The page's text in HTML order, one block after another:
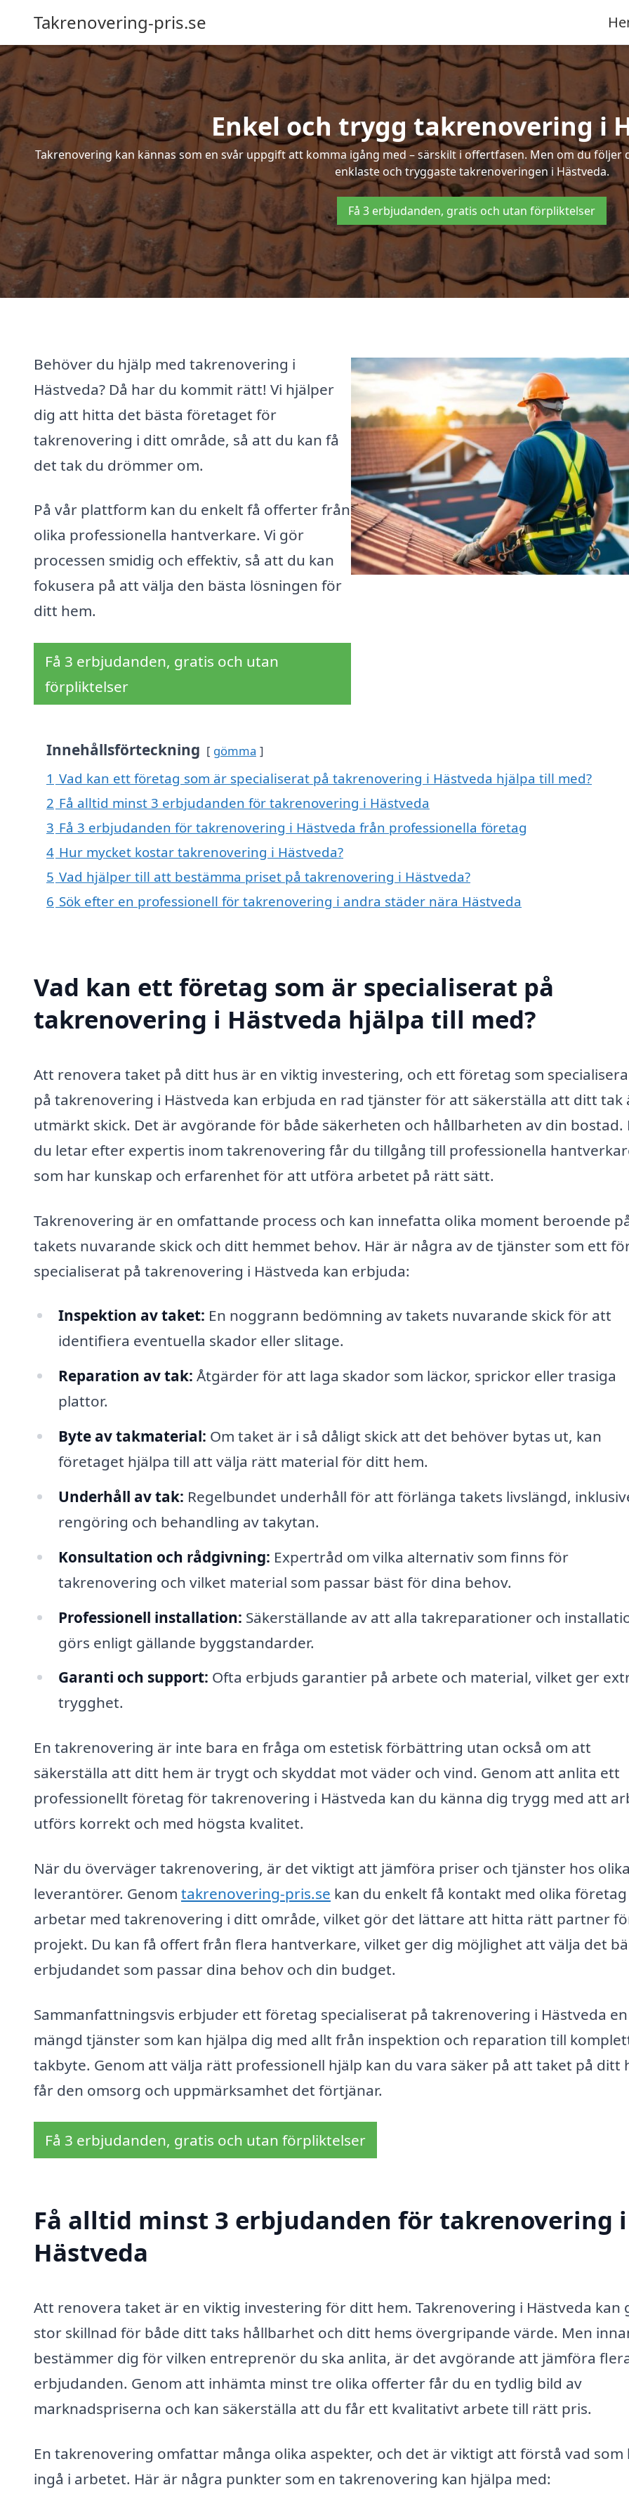
Takrenovering-pris.se
Enkel och trygg takrenovering i
Takrenovering kan kännas som en svår uppgift att komma igång med – särskilt i offertfasen. Men om du
enklaste och tryggaste takrenoveringen i Hästveda.
Få 3 erbjudanden, gratis och utan förpliktelser
Behöver du hjälp med takrenovering i
Hästveda? Då har du kommit rätt! Vi hjälper
dig att hitta det bästa företaget för
takrenovering i ditt område, så att du kan få
det tak du drömmer om.
På vår plattform kan du enkelt få offerter från
olika professionella hantverkare. Vi gör
processen smidig och effektiv, så att du kan
fokusera på att välja den bästa lösningen för
ditt hem.
Få 3 erbjudanden, gratis och utan
förpliktelser
Innehållsförteckning gömma
1 Vad kan ett företag som är specialiserat på takrenovering i Hästveda hjälpa till med?
2 Få alltid minst 3 erbjudanden för takrenovering i Hästveda
3 Få 3 erbjudanden för takrenovering i Hästveda från professionella företag
4 Hur mycket kostar takrenovering i Hästveda?
5 Vad hjälper till att bestämma priset på takrenovering i Hästveda?
6 Sök efter en professionell för takrenovering i andra städer nära Hästveda
Vad kan ett företag som är specialiserat på
takrenovering i Hästveda hjälpa till med?
Att renovera taket på ditt hus är en viktig investering, och ett företag som
på takrenovering i Hästveda kan erbjuda en rad tjänster för att säkerställa att ditt tak
utmärkt skick. Det är avgörande för både säkerheten och hållbarheten av din bostad.
du letar efter expertis inom takrenovering får du tillgång till professionella
som har kunskap och erfarenhet för att utföra arbetet på rätt sätt.
Takrenovering är en omfattande process och kan innefatta olika moment beroende
takets nuvarande skick och ditt hemmet behov. Här är några av de tjänster som ett
specialiserat på takrenovering i Hästveda kan erbjuda:
Inspektion av taket: En noggrann bedömning av takets nuvarande skick för att
identifiera eventuella skador eller slitage.
Reparation av tak: Åtgärder för att laga skador som läckor, sprickor eller trasiga
plattor.
Byte av takmaterial: Om taket är i så dåligt skick att det behöver bytas ut, kan
företaget hjälpa till att välja rätt material för ditt hem.
Underhåll av tak: Regelbundet underhåll för att förlänga takets livslängd,
rengöring och behandling av takytan.
Konsultation och rådgivning: Expertråd om vilka alternativ som finns för
takrenovering och vilket material som passar bäst för dina behov.
Professionell installation: Säkerställande av att alla takreparationer och
görs enligt gällande byggstandarder.
Garanti och support: Ofta erbjuds garantier på arbete och material, vilket ger
trygghet.
En takrenovering är inte bara en fråga om estetisk förbättring utan också om att
säkerställa att ditt hem är trygt och skyddat mot väder och vind. Genom att anlita ett
professionellt företag för takrenovering i Hästveda kan du känna dig trygg med att
utförs korrekt och med högsta kvalitet.
När du överväger takrenovering, är det viktigt att jämföra priser och tjänster hos
leverantörer. Genom takrenovering-pris.se kan du enkelt få kontakt med olika
arbetar med takrenovering i ditt område, vilket gör det lättare att hitta rätt partner
projekt. Du kan få offert från flera hantverkare, vilket ger dig möjlighet att välja det
erbjudandet som passar dina behov och din budget.
Sammanfattningsvis erbjuder ett företag specialiserat på takrenovering i Hästveda en
mängd tjänster som kan hjälpa dig med allt från inspektion och reparation till
takbyte. Genom att välja rätt professionell hjälp kan du vara säker på att taket på ditt
får den omsorg och uppmärksamhet det förtjänar.
Få 3 erbjudanden, gratis och utan förpliktelser
Få alltid minst 3 erbjudanden för takrenovering i
Hästveda
Att renovera taket är en viktig investering för ditt hem. Takrenovering i Hästveda kan
stor skillnad för både ditt taks hållbarhet och ditt hems övergripande värde. Men
bestämmer dig för vilken entreprenör du ska anlita, är det avgörande att jämföra
erbjudanden. Genom att inhämta minst tre olika offerter får du en tydlig bild av
marknadspriserna och kan säkerställa att du får ett kvalitativt arbete till rätt pris.
En takrenovering omfattar många olika aspekter, och det är viktigt att förstå vad som
ingå i arbetet. Här är några punkter som en takrenovering kan hjälpa med: